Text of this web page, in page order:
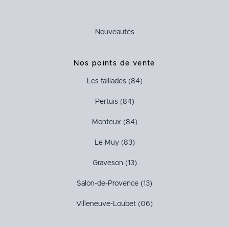
Nouveautés
Nos points de vente
Les taillades (84)
Pertuis (84)
Monteux (84)
Le Muy (83)
Graveson (13)
Salon-de-Provence (13)
Villeneuve-Loubet (06)